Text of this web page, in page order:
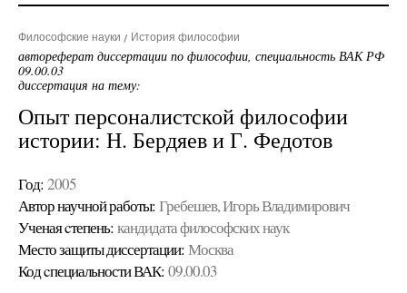
Философские науки История философии
автореферат диссертации по философии, специальность ВАК РФ
09.00.03
диссертация на тему:
Опыт персоналистской философии
истории: Н. Бердяев и Г. Федотов
Год: 2005
Автор научной работы: Гребешев, Игорь Владимирович
Ученая cтепень: кандидата философских наук
Место защиты диссертации: Москва
Код cпециальности ВАК: 09.00.03